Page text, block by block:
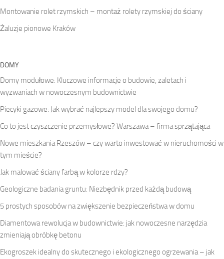
Montowanie rolet rzymskich – montaż rolety rzymskiej do ściany
Żaluzje pionowe Kraków
DOMY
Domy modułowe: Kluczowe informacje o budowie, zaletach i
wyzwaniach w nowoczesnym budownictwie
Piecyki gazowe: Jak wybrać najlepszy model dla swojego domu?
Co to jest czyszczenie przemysłowe? Warszawa – firma sprzątająca
Nowe mieszkania Rzeszów – czy warto inwestować w nieruchomości w
tym mieście?
Jak malować ściany farbą w kolorze rdzy?
Geologiczne badania gruntu: Niezbędnik przed każdą budową
5 prostych sposobów na zwiększenie bezpieczeństwa w domu
Diamentowa rewolucja w budownictwie: jak nowoczesne narzędzia
zmieniają obróbkę betonu
Ekogroszek idealny do skutecznego i ekologicznego ogrzewania – jak